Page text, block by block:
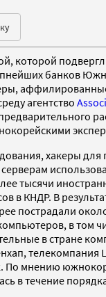
которой
банков
агентство
хакеры для
тысячи
в КНДР. В
пострадали
в том
в стране
телекомпания
По мнению
в течение